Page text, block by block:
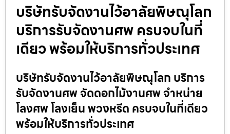
บริษัทรับจัดงานไว้อาลัยพิษณุโลก
บริการรับจัดงานศพ ครบจบในที่
เดียว พร้อมให้บริการทั่วประเทศ
บริษัทรับจัดงานไว้อาลัยพิษณุโลก บริการ
รับจัดงานศพ จัดดอกไม้งานศพ จำหน่าย
โลงศพ โลงเย็น พวงหรีด ครบจบในที่เดียว
พร้อมให้บริการทั่วประเทศ